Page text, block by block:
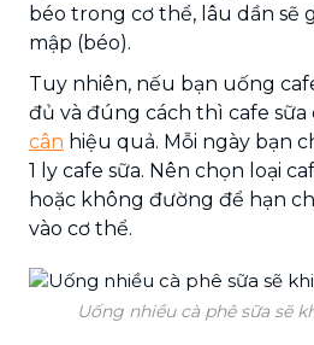
béo trong cơ thể, lâu dần sẽ
mập (béo).
Tuy nhiên, nếu bạn uống
đủ và đúng cách thì cafe sữa
cân hiệu quả. Mỗi ngày bạn
1 ly cafe sữa. Nên chọn loại
hoặc không đường để hạn
vào cơ thể.
Uống nhiều cà phê sữa sẽ